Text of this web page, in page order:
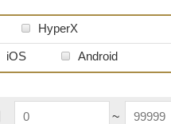
HyperX
SteelSeries 賽睿
iOS Android
~